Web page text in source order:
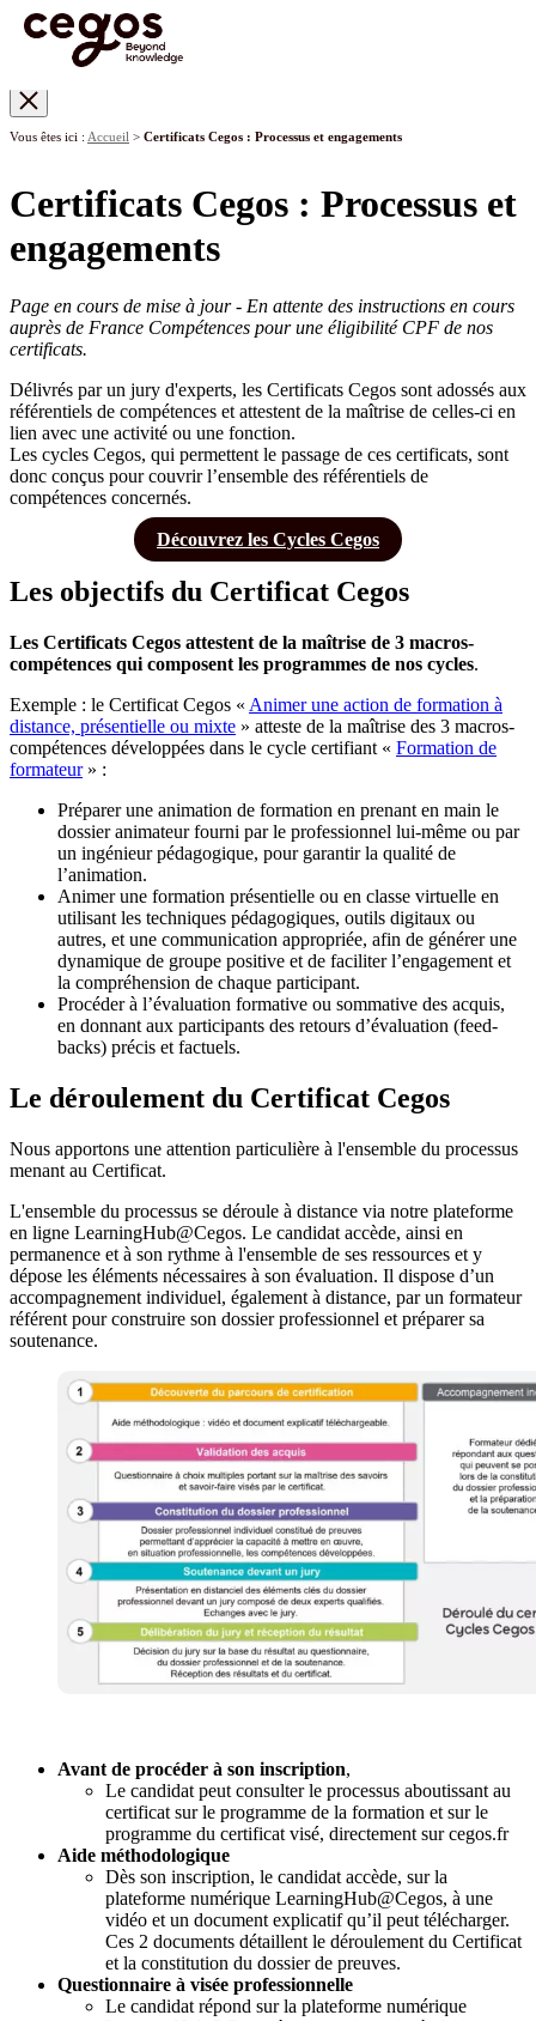
Vous êtes ici : Accueil > Certificats Cegos : Processus et engagements
Certificats Cegos : Processus et
engagements
Page en cours de mise à jour - En attente des instructions en cours
auprès de France Compétences pour une éligibilité CPF de nos
certificats.
Délivrés par un jury d'experts, les Certificats Cegos sont adossés aux
référentiels de compétences et attestent de la maîtrise de celles-ci en
lien avec une activité ou une fonction.
Les cycles Cegos, qui permettent le passage de ces certificats, sont
donc conçus pour couvrir l’ensemble des référentiels de
compétences concernés.
Découvrez les Cycles Cegos
Les objectifs du Certificat Cegos
Les Certificats Cegos attestent de la maîtrise de 3 macros-
compétences qui composent les programmes de nos cycles.
Exemple : le Certificat Cegos « Animer une action de formation à
distance, présentielle ou mixte » atteste de la maîtrise des 3 macros-
compétences développées dans le cycle certifiant « Formation de
formateur» :
Préparer une animation de formation en prenant en main le
dossier animateur fourni par le professionnel lui-même ou par
un ingénieur pédagogique, pour garantir la qualité de
l’animation.
Animer une formation présentielle ou en classe virtuelle en
utilisant les techniques pédagogiques, outils digitaux ou
autres, et une communication appropriée, afin de générer une
dynamique de groupe positive et de faciliter l’engagement et
la compréhension de chaque participant.
Procéder à l’évaluation formative ou sommative des acquis,
en donnant aux participants des retours d’évaluation (feed-
backs) précis et factuels.
Le déroulement du Certificat Cegos
Nous apportons une attention particulière à l'ensemble du processus
menant au Certificat.
L'ensemble du processus se déroule à distance via notre plateforme
en ligne LearningHub@Cegos. Le candidat accède, ainsi en
permanence et à son rythme à l'ensemble de ses ressources et y
dépose les éléments nécessaires à son évaluation. Il dispose d’un
accompagnement individuel, également à distance, par un formateur
référent pour construire son dossier professionnel et préparer sa
soutenance.
Avant de procéder à son inscription,
Le candidat peut consulter le processus aboutissant au
certificat sur le programme de la formation et sur le
programme du certificat visé, directement sur cegos.fr
Aide méthodologique
Dès son inscription, le candidat accède, sur la
plateforme numérique LearningHub@Cegos, à une
vidéo et un document explicatif qu’il peut télécharger.
Ces 2 documents détaillent le déroulement du Certificat
et la constitution du dossier de preuves.
Questionnaire à visée professionnelle
Le candidat répond sur la plateforme numérique